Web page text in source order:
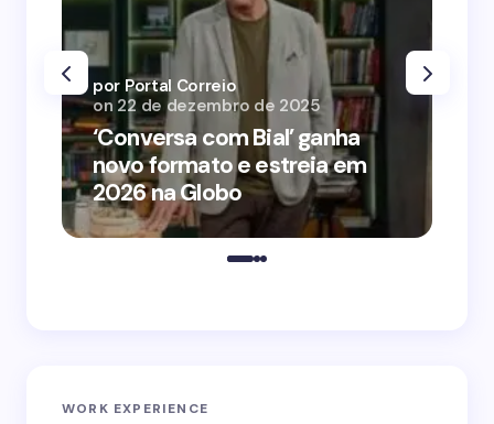
‘Conversa com Bial’ ganha
novo formato e estreia em
2026 na Globo
por Portal Correio
on 22 de dezembro de 2025
WORK EXPERIENCE